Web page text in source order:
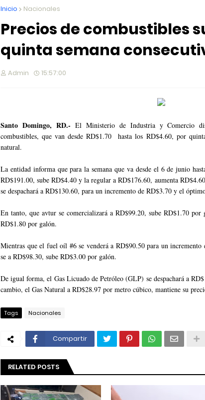
Inicio Nacionales
Precios de combustibles
quinta semana
Admin 15:57:00
Santo Domingo, RD.- El Ministerio de Industria y Comercio
combustibles, que van desde RD$1.70 hasta los RD$4.60, por
natural.
La entidad informa que para la semana que va desde el 6 de junio
RD$191.00, sube RD$4.40 y la regular a RD$176.60, aumenta
se despachará a RD$130.60, para un incremento de RD$3.70 y el
En tanto, que avtur se comercializará a RD$99.20, sube RD$1.70 por
RD$1.80 por galón.
Mientras que el fuel oíl #6 se venderá a RD$90.50 para un
se a RD$98.30, sube RD$3.00 por galón.
De igual forma, el Gas Licuado de Petróleo (GLP) se despachará a
cambio, el Gas Natural a RD$28.97 por metro cúbico, mantiene su
Tags Nacionales
Compartir
RELATED POSTS